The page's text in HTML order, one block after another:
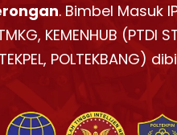
. Bimbel Masuk
KEMENHUB (PTDI
POLTEKBANG)